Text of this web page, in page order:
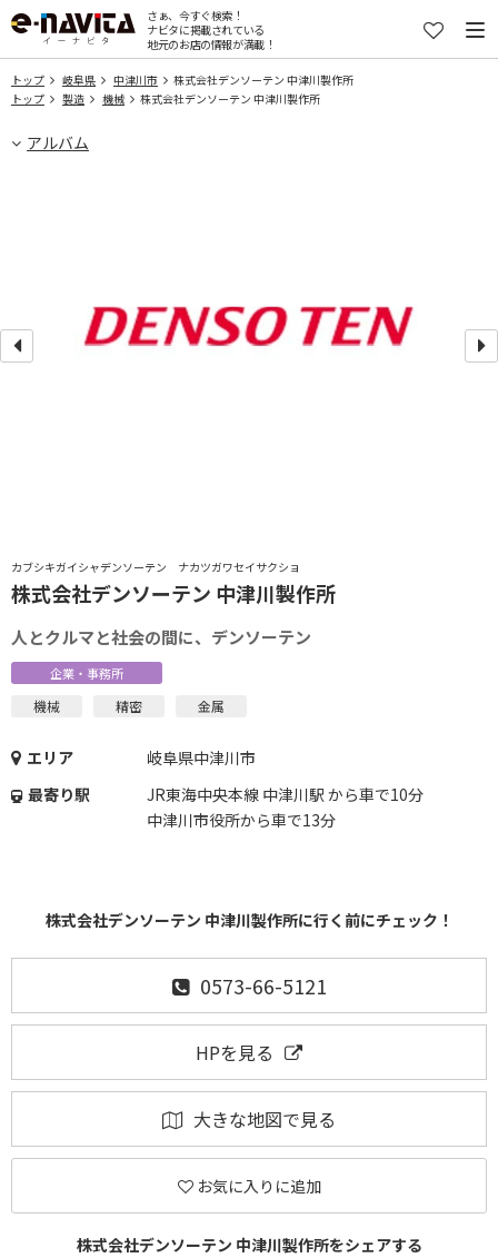
さぁ、今すぐ検索！
ナビタに掲載されている
地元のお店の情報が満載！
トップ 岐阜県 中津川市
株式会社デンソーテン 中津川製作所
トップ
製造 機械 株式会社デンソーテン 中津川製作所
アルバム
カブシキガイシャデンソーテン ナカツガワセイサクショ
株式会社デンソーテン 中津川製作所
人とクルマと社会の間に、デンソーテン
企業・事務所
機械 精密 金属
エリア
岐阜県中津川市
最寄り駅
JR東海中央本線 中津川駅 から車で10分
中津川市役所から車で13分
株式会社デンソーテン 中津川製作所に行く前にチェック！
0573-66-5121
HPを見る
大きな地図で見る
お気に入りに追加
株式会社デンソーテン 中津川製作所をシェアする